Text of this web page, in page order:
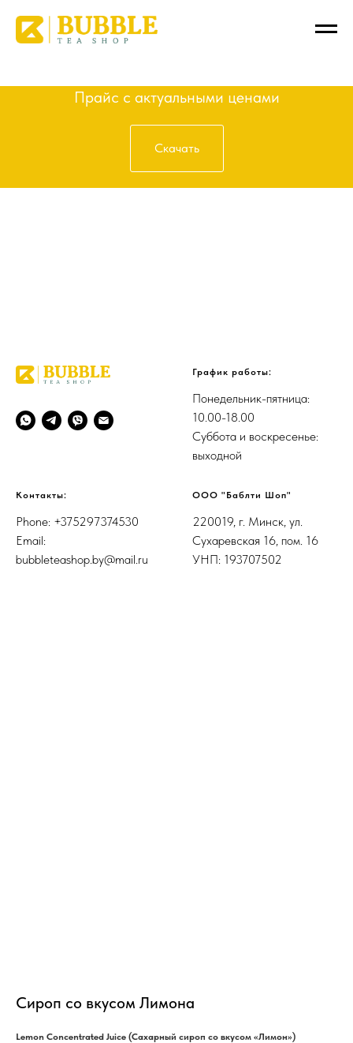
Прайс с актуальными ценами
Скачать
График работы:
Понедельник-пятница:
10.00-18.00
Суббота и воскресенье:
выходной
Контакты:
Phone: +375297374530
Email:
bubbleteashop.by@mail.ru
ООО "Баблти Шоп"
220019, г. Минск, ул.
Сухаревская 16, пом. 16
УНП: 193707502
Сироп со вкусом Лимона
Lemon Concentrated Juice (Сахарный сироп со вкусом «Лимон»)